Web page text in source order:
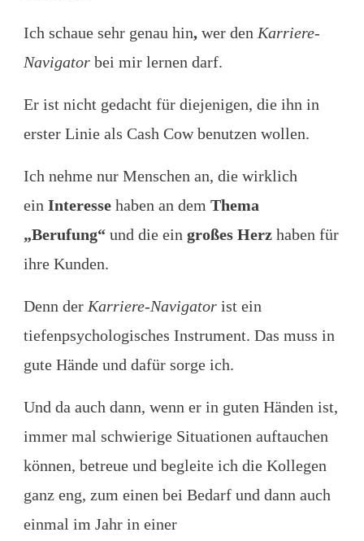
Ich schaue sehr genau hin, wer den Karriere-
Navigator bei mir lernen darf.
Er ist nicht gedacht für diejenigen, die ihn in
erster Linie als Cash Cow benutzen wollen.
Ich nehme nur Menschen an, die wirklich
ein Interesse haben an dem Thema
„Berufung“ und die ein großes Herz haben für
ihre Kunden.
Denn der Karriere-Navigator ist ein
tiefenpsychologisches Instrument. Das muss in
gute Hände und dafür sorge ich.
Und da auch dann, wenn er in guten Händen ist,
immer mal schwierige Situationen auftauchen
können, betreue und begleite ich die Kollegen
ganz eng, zum einen bei Bedarf und dann auch
einmal im Jahr in einer